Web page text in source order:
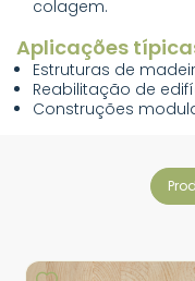
colagem.
Aplicações
Estruturas de
Reabilitação de
Construções